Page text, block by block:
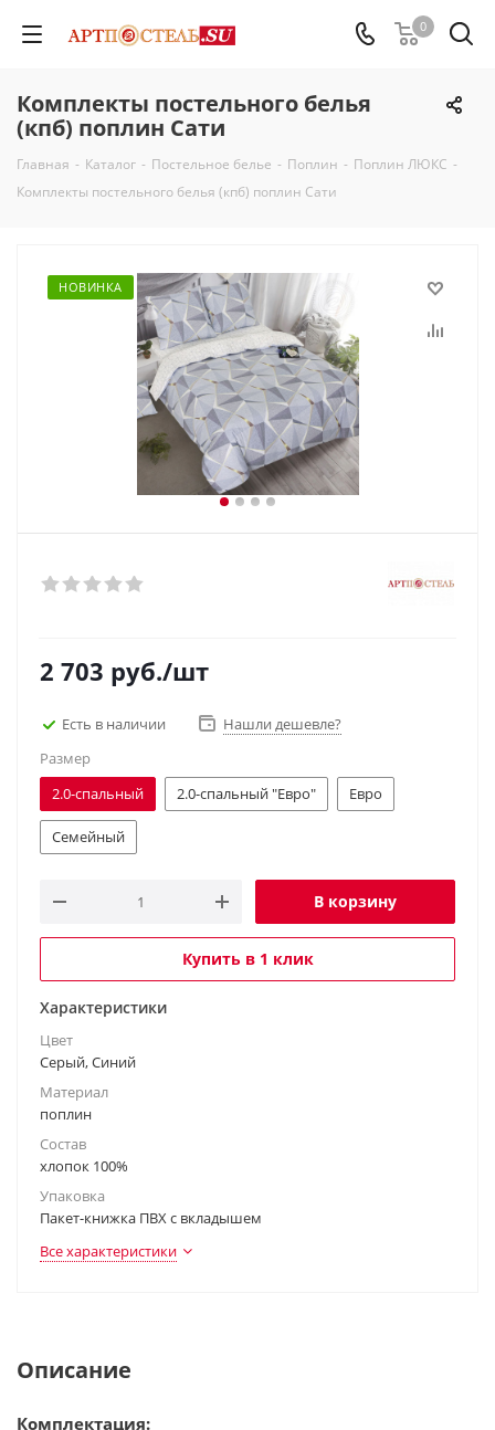
0
Комплекты постельного белья
(кпб) поплин Сати
Главная - Каталог - Постельное белье - Поплин - Поплин ЛЮКС -
Комплекты постельного белья (кпб) поплин Сати
НОВИНКА
2 703 руб./шт
Есть в наличии
Нашли дешевле?
Размер
2.0-спальный
2.0-спальный "Евро" Евро
Семейный
В корзину
Купить в 1 клик
Характеристики
Цвет
Серый, Синий
Материал
поплин
Состав
хлопок 100%
Упаковка
Пакет-книжка ПВХ с вкладышем
Все характеристики
Описание
Комплектация: